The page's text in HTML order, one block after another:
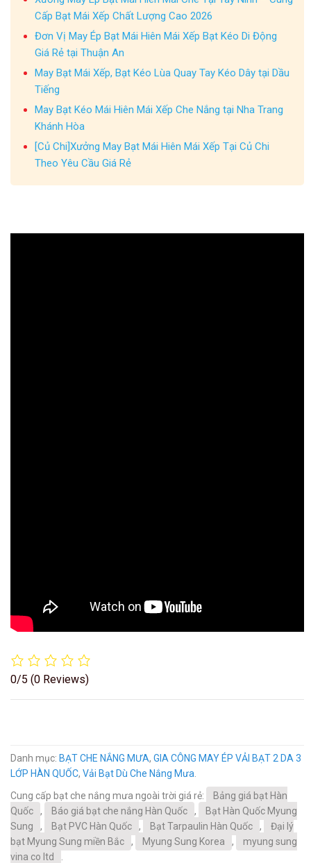
Cấp Bạt Mái Xếp Chất Lượng Cao 2026
Đơn Vị May Ép Bạt Mái Hiên Mái Xếp Bạt Kéo Di Động
Giá Rẻ tại Thuận An
May Bạt Mái Xếp, Bạt Kéo Lùa Quay Tay Kéo Dây tại Dầu
Tiếng
May Bạt Kéo Mái Hiên Mái Xếp Che Nắng tại Nha Trang
Khánh Hòa
[Củ Chi]Xưởng May Bạt Mái Hiên Mái Xếp Tại Củ Chi
Theo Yêu Cầu Giá Rẻ
0/5 (0 Reviews)
Danh mục: BẠT CHE NẮNG MƯA, GIA CÔNG MAY ÉP VẢI BẠT 2 DA 3
LỚP HÀN QUỐC, Vải Bạt Dù Che Nắng Mưa
Cung cấp bạt che nắng mưa ngoài trời giá rẻ:
Bảng giá bạt Hàn
Quốc
, Báo giá bạt che nắng Hàn Quốc ,
Bạt Hàn Quốc Myung
Sung
, Bạt PVC Hàn Quốc , Bạt Tarpaulin Hàn Quốc ,
Đại lý
bạt Myung Sung miền Bắc
, Myung Sung Korea ,
myung sung
vina co ltd